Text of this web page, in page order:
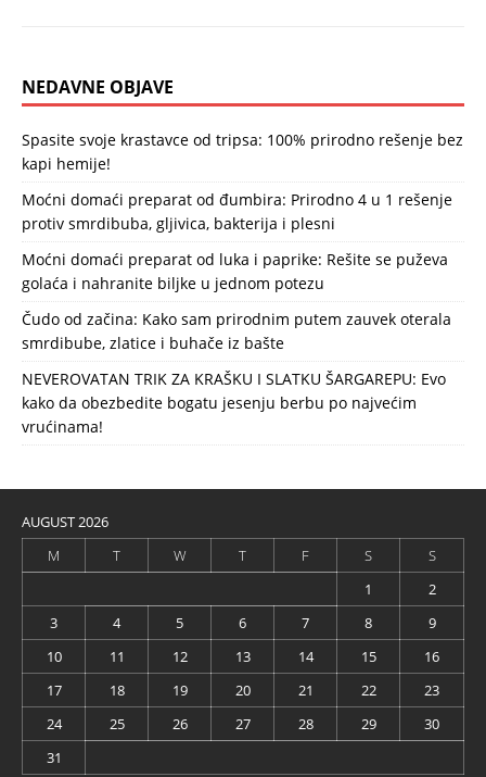
NEDAVNE OBJAVE
Spasite svoje krastavce od tripsa: 100% prirodno rešenje bez
kapi hemije!
Moćni domaći preparat od đumbira: Prirodno 4 u 1 rešenje
protiv smrdibuba, gljivica, bakterija i plesni
Moćni domaći preparat od luka i paprike: Rešite se puževa
golaća i nahranite biljke u jednom potezu
Čudo od začina: Kako sam prirodnim putem zauvek oterala
smrdibube, zlatice i buhače iz bašte
NEVEROVATAN TRIK ZA KRAŠKU I SLATKU ŠARGAREPU: Evo
kako da obezbedite bogatu jesenju berbu po najvećim
vrućinama!
AUGUST 2026
M
T W T F S
S
1
2
3
4 5 6 7 8
9
10
11 12 13 14 15
16
17
18 19 20 21 22
23
24
25 26 27 28 29
30
31